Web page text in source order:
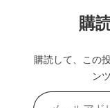
購
購読して、この
ン
メールアドレスを入力…